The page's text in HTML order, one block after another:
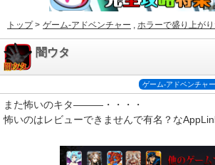
トップ> ゲーム-アドベンチャー , ホラーで盛り上がり
闇ウタ
ゲーム-アドベンチャー
また怖いのキタ―――・・・・
怖いのはレビューできませんで有名？な